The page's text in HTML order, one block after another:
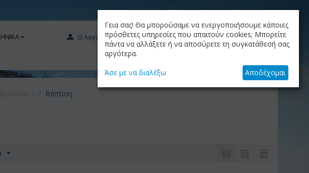
ΚΑΤΑΛΟΓΟΣ ΤΟ BLOG ΜΑΣ ΕΤΑΙΡΙΑ
Ο Λογαριασμός μου
+30.210.9319884
ΚΑΛΆΘΙ
Το καλάθι είναι άδειο
Βάπτιση
Γεια σας! Θα μπορούσαμε να ενεργοποιήσουμε κάποιες
πρόσθετες υπηρεσίες που απαιτούν cookies; Μπορείτε
πάντα να αλλάξετε ή να αποσύρετε τη συγκατάθεσή σας
αργότερα.
Άσε με να διαλέξω Αποδέχομαι